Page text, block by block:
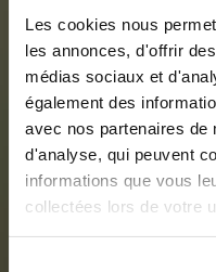
Les cookies nous
les annonces, d'offrir
médias sociaux et
également des
avec nos partenaires de
d'analyse, qui peuvent
informations que vous
collectées lors de votre